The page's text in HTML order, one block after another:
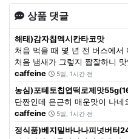
상품 댓글
해태)감자칩멕시칸타코맛
처음 먹을 때 몇 년 전 버스에서
처음 냄새가 그렇지 짭잘하니
caffeine
5일, 1시간 전
농심)포테토칩엽떡로제맛
단짠인데 은근히 매운맛이 나네
caffeine
5일, 1시간 전
정식품)베지밀바나나피넛버터